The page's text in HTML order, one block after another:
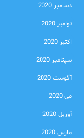
دسامبر 2020
نوامبر 2020
اکتبر 2020
سپتامبر 2020
آگوست 2020
می 2020
آوریل 2020
مارس 2020